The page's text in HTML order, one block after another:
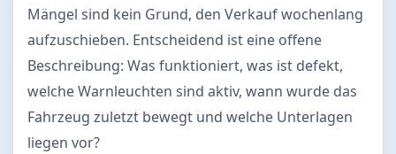
Mängel sind kein Grund, den Verkauf wochenlang
aufzuschieben. Entscheidend ist eine offene
Beschreibung: Was funktioniert, was ist defekt,
welche Warnleuchten sind aktiv, wann wurde das
Fahrzeug zuletzt bewegt und welche Unterlagen
liegen vor?